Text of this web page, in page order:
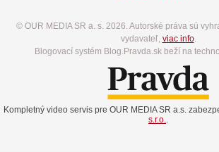
© OUR MEDIA SR a. s. 2026. Autorské práva sú
vydavateľ, viac info.
Blogovací systém Blog.Pravda.sk beží na
Kompletný video servis pre OUR MEDIA SR a.s.
s.r.o..